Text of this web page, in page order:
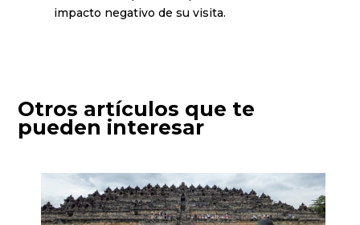
impacto negativo de su visita.
Otros artículos que te
pueden interesar